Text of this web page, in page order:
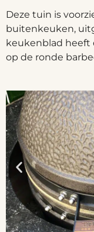
Deze tuin is
buitenkeuken,
keukenblad heeft
op de ronde